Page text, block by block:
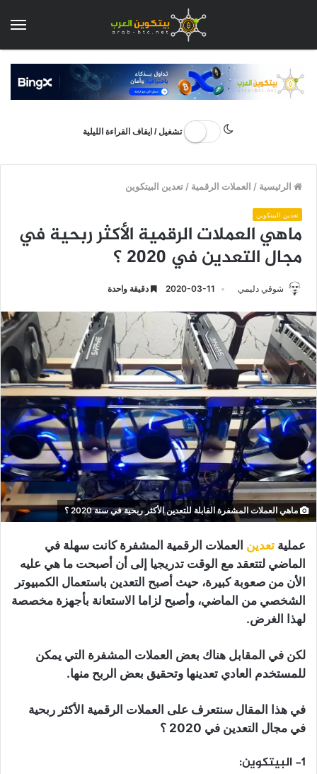
تشغيل / ايقاف القراءة الليلية
الرئيسية / العملات الرقمية /تعدين البيتكوين
تعدين البيتكوين
ماهي العملات الرقمية الأكثر ربحية في
مجال التعدين في 2020 ؟
شوقي دليمي 2020-03-11 دقيقة واحدة
ماهي العملات المشفرة القابلة للتعدين الأكثر ربحية في سنة 2020 ؟
عملية تعدين العملات الرقمية المشفرة كانت سهلة في
الماضي لتتعقد مع الوقت تدريجيا إلى أن أصبحت ما هي عليه
الأن من صعوبة كبيرة، حيث أصبح التعدين باستعمال الكمبيوتر
الشخصي من الماضي، وأصبح لزاما الاستعانة بأجهزة مخصصة
لهذا الغرض.
لكن في المقابل هناك بعض العملات المشفرة التي يمكن
للمستخدم العادي تعدينها وتحقيق بعض الربح منها.
في هذا المقال سنتعرف على العملات الرقمية الأكثر ربحية
في مجال التعدين في 2020 ؟
1- البيتكوين: